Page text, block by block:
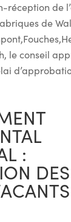
réception de
de
le conseil
:
DES